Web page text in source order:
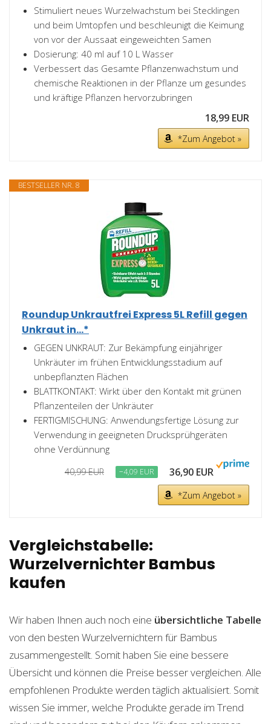
Stimuliert neues Wurzelwachstum bei Stecklingen
und beim Umtopfen und beschleunigt die Keimung
von vor der Aussaat eingeweichten Samen
Dosierung: 40 ml auf 10 L Wasser
Verbessert das Gesamte Pflanzenwachstum und
chemische Reaktionen in der Pflanze um gesundes
und kräftige Pflanzen hervorzubringen
18,99 EUR
*Zum Angebot »
BESTSELLER NR. 8
Roundup Unkrautfrei Express 5L Refill gegen
Unkraut in...*
GEGEN UNKRAUT: Zur Bekämpfung einjähriger
Unkräuter im frühen Entwicklungsstadium auf
unbepflanzten Flächen
BLATTKONTAKT: Wirkt über den Kontakt mit grünen
Pflanzenteilen der Unkräuter
FERTIGMISCHUNG: Anwendungsfertige Lösung zur
Verwendung in geeigneten Drucksprühgeräten
ohne Verdünnung
40,99 EUR −4,09 EUR 36,90 EUR
*Zum Angebot »
Vergleichstabelle:
Wurzelvernichter Bambus
kaufen
Wir haben Ihnen auch noch eine übersichtliche Tabelle
von den besten Wurzelvernichtern für Bambus
zusammengestellt. Somit haben Sie eine bessere
Übersicht und können die Preise besser vergleichen. Alle
empfohlenen Produkte werden täglich aktualisiert. Somit
wissen Sie immer, welche Produkte gerade im Trend